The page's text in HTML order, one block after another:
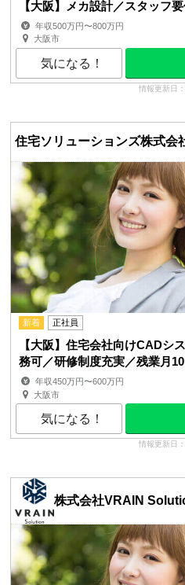
【大阪】メカ設計／スタッフ
年収500万円〜800万円
大阪市
気になる！
情報更新日
住宅ソリューションズ株式会
新着 正社員
【大阪】住宅会社向けCADシ
務可／研修制度充実／残業月
年収450万円〜600万円
大阪市
気になる！
情報更新日
株式会社VRAIN